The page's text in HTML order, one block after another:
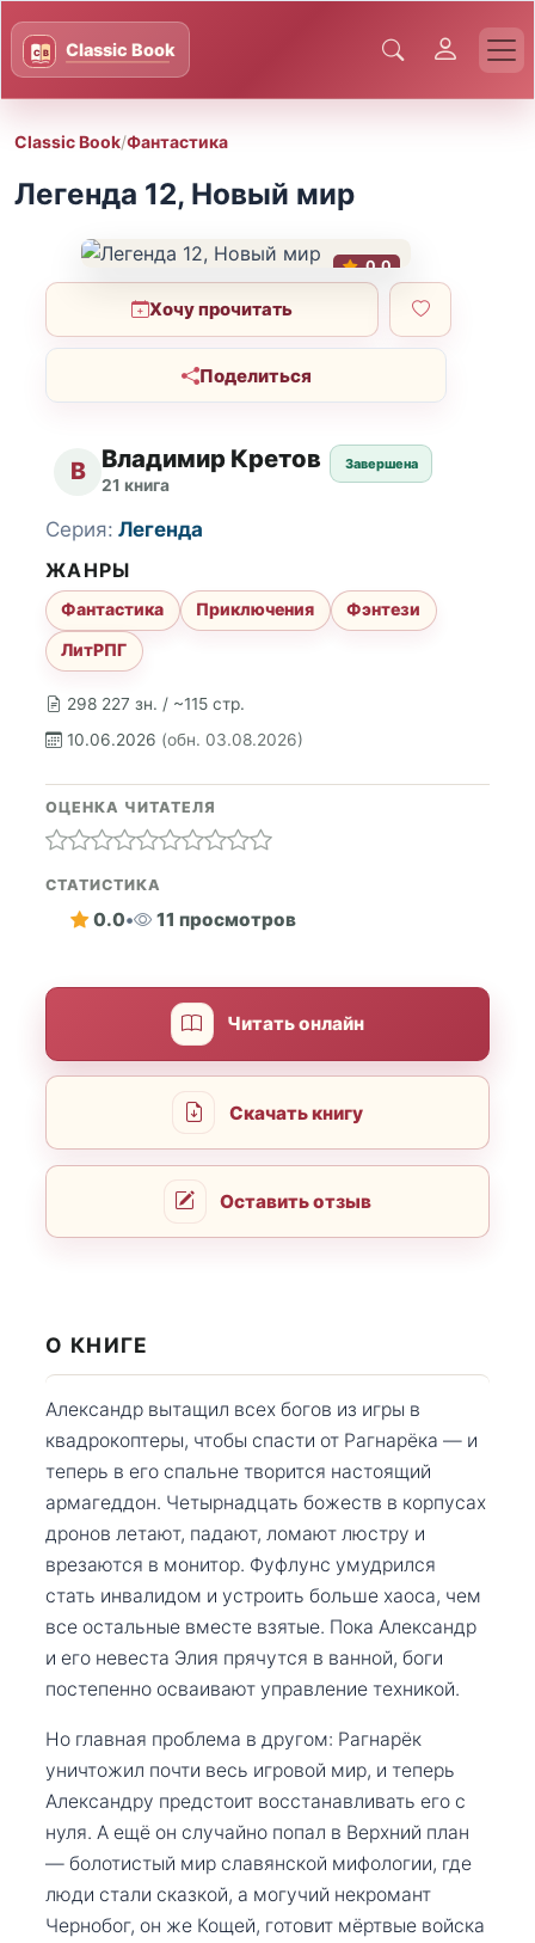
Classic Book/Фантастика
Легенда 12, Новый мир
0.0
Хочу прочитать
Поделиться
В Владимир Кретов
21 книга
Завершена
298 227 зн. / ~115 стр.
10.06.2026 (обн. 03.08.2026)
Серия: Легенда
ЖАНРЫ
Фантастика Приключения
Фэнтези
ЛитРПГ
ОЦЕНКА ЧИТАТЕЛЯ
СТАТИСТИКА
0.0• 11 просмотров
Читать онлайн
Скачать книгу
Оставить отзыв
О КНИГЕ
Александр вытащил всех богов из игры в
квадрокоптеры, чтобы спасти от Рагнарёка — и
теперь в его спальне творится настоящий
армагеддон. Четырнадцать божеств в корпусах
дронов летают, падают, ломают люстру и
врезаются в монитор. Фуфлунс умудрился
стать инвалидом и устроить больше хаоса, чем
все остальные вместе взятые. Пока Александр
и его невеста Элия прячутся в ванной, боги
постепенно осваивают управление техникой.
Но главная проблема в другом: Рагнарёк
уничтожил почти весь игровой мир, и теперь
Александру предстоит восстанавливать его с
нуля. А ещё он случайно попал в Верхний план
— болотистый мир славянской мифологии, где
люди стали сказкой, а могучий некромант
Чернобог, он же Кощей, готовит мёртвые войска